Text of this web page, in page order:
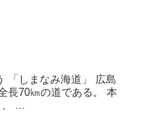
「しまなみ海道」 広島
長70㎞の道である。 本
...